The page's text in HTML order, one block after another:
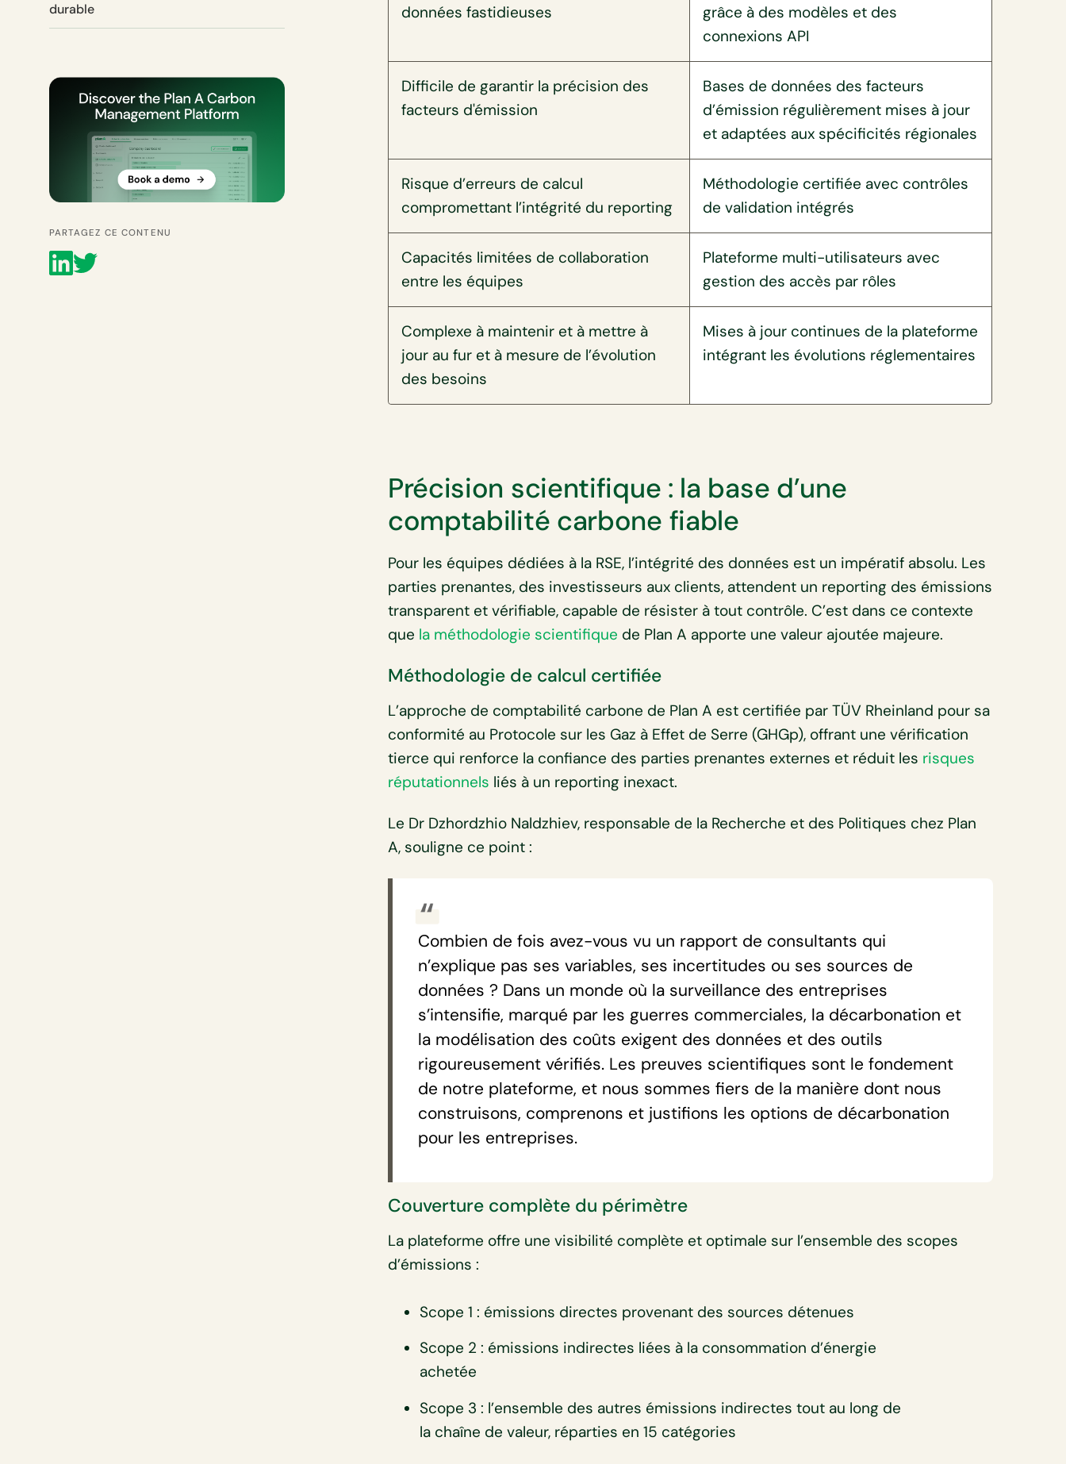
durable
PARTAGEZ CE CONTENU
données fastidieuses
grâce à des modèles et des
connexions API
Difficile de garantir la précision des
facteurs d'émission
Bases de données des facteurs
d’émission régulièrement mises à jour
et adaptées aux spécificités régionales
Risque d’erreurs de calcul
compromettant l’intégrité du reporting
Méthodologie certifiée avec contrôles
de validation intégrés
Capacités limitées de collaboration
entre les équipes
Plateforme multi-utilisateurs avec
gestion des accès par rôles
Complexe à maintenir et à mettre à
jour au fur et à mesure de l’évolution
des besoins
Mises à jour continues de la plateforme
intégrant les évolutions réglementaires
Précision scientifique : la base d’une
comptabilité carbone fiable
Pour les équipes dédiées à la RSE, l’intégrité des données est un impératif absolu. Les
parties prenantes, des investisseurs aux clients, attendent un reporting des émissions
transparent et vérifiable, capable de résister à tout contrôle. C’est dans ce contexte
que la méthodologie scientifique de Plan A apporte une valeur ajoutée majeure.
Méthodologie de calcul certifiée
L’approche de comptabilité carbone de Plan A est certifiée par TÜV Rheinland pour sa
conformité au Protocole sur les Gaz à Effet de Serre (GHGp), offrant une vérification
tierce qui renforce la confiance des parties prenantes externes et réduit les risques
réputationnels liés à un reporting inexact.
Le Dr Dzhordzhio Naldzhiev, responsable de la Recherche et des Politiques chez Plan
A, souligne ce point :
Combien de fois avez-vous vu un rapport de consultants qui
n’explique pas ses variables, ses incertitudes ou ses sources de
données ? Dans un monde où la surveillance des entreprises
s’intensifie, marqué par les guerres commerciales, la décarbonation et
la modélisation des coûts exigent des données et des outils
rigoureusement vérifiés. Les preuves scientifiques sont le fondement
de notre plateforme, et nous sommes fiers de la manière dont nous
construisons, comprenons et justifions les options de décarbonation
pour les entreprises.
Couverture complète du périmètre
La plateforme offre une visibilité complète et optimale sur l’ensemble des scopes
d’émissions :
Scope 1 : émissions directes provenant des sources détenues
Scope 2 : émissions indirectes liées à la consommation d’énergie
achetée
Scope 3 : l’ensemble des autres émissions indirectes tout au long de
la chaîne de valeur, réparties en 15 catégories